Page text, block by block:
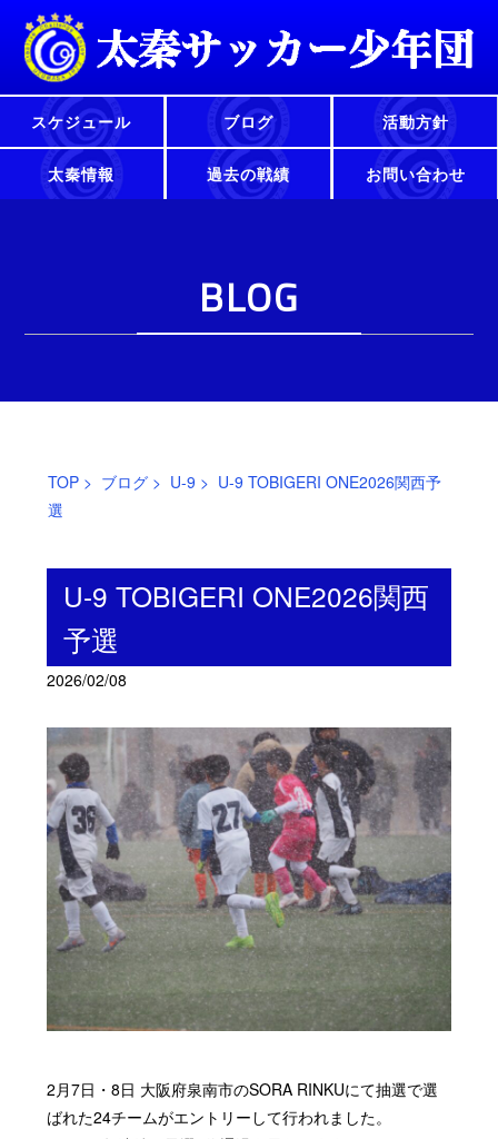
スケジュール ブログ 活動方針
太秦情報 過去の戦績 お問い合わせ
BLOG
TOP> ブログ> U-9 > U-9 TOBIGERI ONE2026関西予
選
U-9 TOBIGERI ONE2026関西
予選
2026/02/08
2月7日・8日 大阪府泉南市のSORA RINKUにて抽選で選
ばれた24チームがエントリーして行われました。